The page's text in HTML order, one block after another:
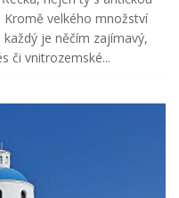
Kromě velkého množství
je něčím zajímavý,
či vnitrozemské...